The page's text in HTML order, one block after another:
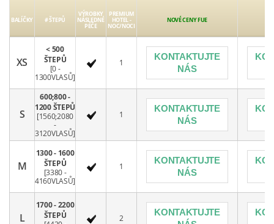
BALÍČKY # ŠTEPŮ
VÝROBKY
NÁSLEDNÉ
PÉČE
PREMIUM
HOTEL -
NOC/NOCI
NOVÉ CENY FUE
XS
< 500
ŠTEPŮ
[0 -
1300VLASŮ]
1
KONTAKTUJTE
NÁS
S
600;800 -
1200 ŠTEPŮ
[1560;2080
-
3120VLASŮ]
1
KONTAKTUJTE
NÁS
M
1300 - 1600
ŠTEPŮ
[3380 -
4160VLASŮ]
1
KONTAKTUJTE
NÁS
L
1700 - 2200
ŠTEPŮ
2
KONTAKTUJTE